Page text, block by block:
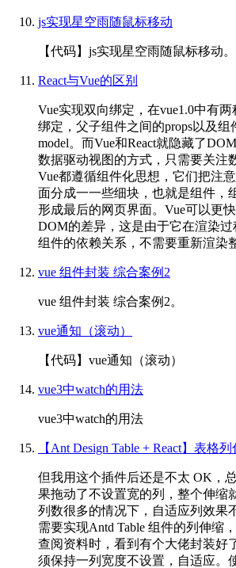
js实现星空雨随鼠标移动
【代码】js实现星空雨随鼠标移动。
React与Vue的区别
Vue实现双向绑定，在vue1.0中有
绑定，父子组件之间的props以及
model。而Vue和React就隐藏了
数据驱动视图的方式，只需要关注
Vue都遵循组件化思想，它们把注
面分成一一些细块，也就是组件，
形成最后的网页界面。Vue可以更
DOM的差异，这是由于它在渲染
组件的依赖关系，不需要重新渲染
vue 组件封装 综合案例2
vue 组件封装 综合案例2。
vue通知（滚动）
【代码】vue通知（滚动）
vue3中watch的用法
vue3中watch的用法
【Ant Design Table + React】表格
但我用这个插件后还是不太 OK，
果拖动了不设置宽的列，整个伸缩
列数很多的情况下，自适应列效果
需要实现Antd Table 组件的列伸缩
查阅资料时，看到有个大佬封装好
须保持一列宽度不设置，自适应。